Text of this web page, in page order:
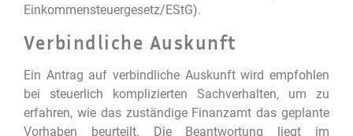
Einkommensteuergesetz/EStG).
Verbindliche Auskunft
Ein Antrag auf verbindliche Auskunft wird empfohlen
bei steuerlich komplizierten Sachverhalten, um zu
erfahren, wie das zuständige Finanzamt das geplante
Vorhaben beurteilt. Die Beantwortung liegt im